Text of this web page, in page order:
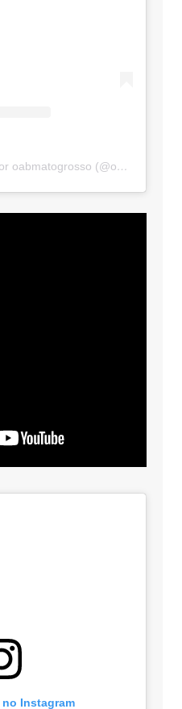
Um post compartilhado por oabmatogrosso (@oabmatogrosso)
Instagram